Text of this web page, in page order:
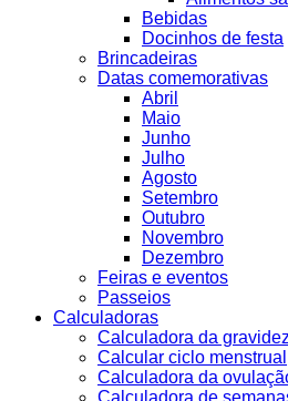
Bebidas
Docinhos de festa
Brincadeiras
Datas comemorativas
Abril
Maio
Junho
Julho
Agosto
Setembro
Outubro
Novembro
Dezembro
Feiras e eventos
Passeios
Calculadoras
Calculadora da gravidez
Calcular ciclo menstrual
Calculadora da
Calculadora de